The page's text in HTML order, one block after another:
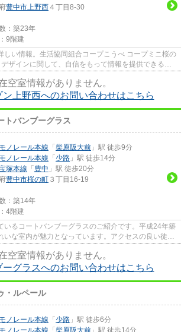
豊中市上野西 ４丁目8-30
：築23年
9階建
しい情報。生活協同組合コープこうべ コープミニ桜の
ザインに関して、自信をもって情報を提供できるマ
空室情報がありません。
ン上野西へのお問い合わせはこちら
トバンブーグラス
ノレール本線 「 柴原阪大前 」駅 徒歩9分
ノレール本線 「 少路 」駅 徒歩14分
塚本線 「 豊中 」駅 徒歩20分
豊中市桜の町 ３丁目16-19
：築14年
4階建
いるコートバンブーグラスのご紹介です。平成24年築
いな室内が魅力となっています。アクセスの良い徒歩
空室情報がありません。
ーグラスへのお問い合わせはこちら
・ルペール
ノレール本線 「 少路 」駅 徒歩6分
ノレール本線 「 柴原阪大前 」駅 徒歩14分